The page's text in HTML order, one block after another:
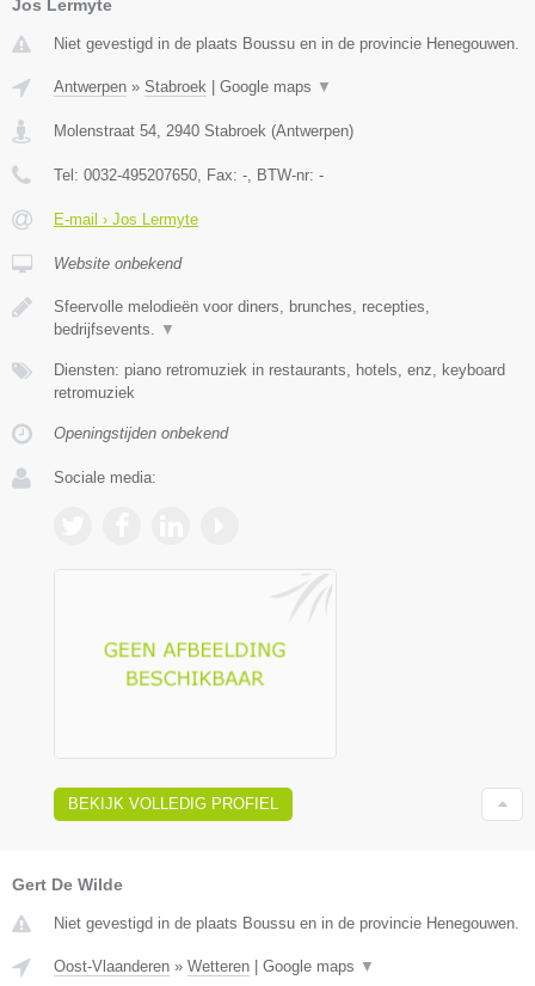
Jos Lermyte
Niet gevestigd in de plaats Boussu en in de provincie Henegouwen.
Antwerpen » Stabroek Google maps ▼
Molenstraat 54, 2940 Stabroek (Antwerpen)
Tel: 0032-495207650, Fax: -, BTW-nr: -
E-mail › Jos Lermyte
Website onbekend
Sfeervolle melodieën voor diners, brunches, recepties,
bedrijfsevents. ▼
Diensten: piano retromuziek in restaurants, hotels, enz, keyboard
retromuziek
Openingstijden onbekend
Sociale media:
BEKIJK VOLLEDIG PROFIEL
Gert De Wilde
Niet gevestigd in de plaats Boussu en in de provincie Henegouwen.
Oost-Vlaanderen » Wetteren Google maps ▼